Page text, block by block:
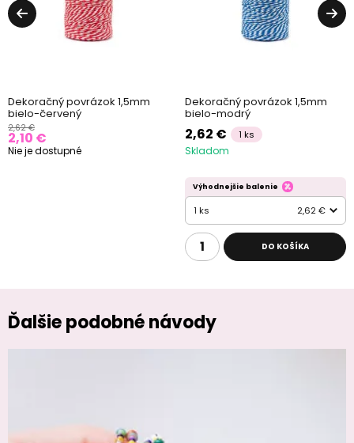
Dekoračný povrázok 1,5mm
bielo-červený
2,62 €
2,10 €
Nie je dostupné
Dekoračný povrázok 1,5mm
bielo-modrý
2,62 € 1 ks
Skladom
Výhodnejšie balenie
1 ks 2,62 €
DO KOŠÍKA
Ďalšie podobné návody